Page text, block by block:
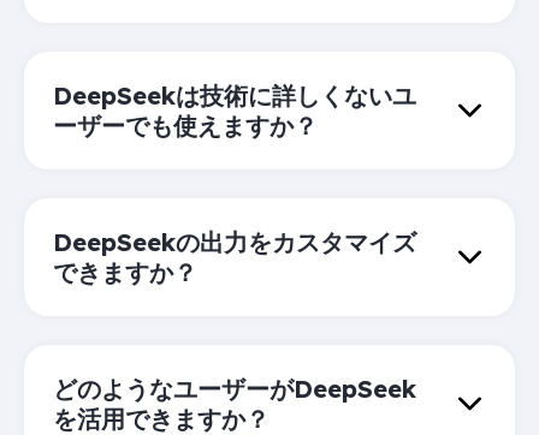
DeepSeekは技術に詳しくないユ
ーザーでも使えますか？
DeepSeekの出力をカスタマイズ
できますか？
どのようなユーザーがDeepSeek
を活用できますか？